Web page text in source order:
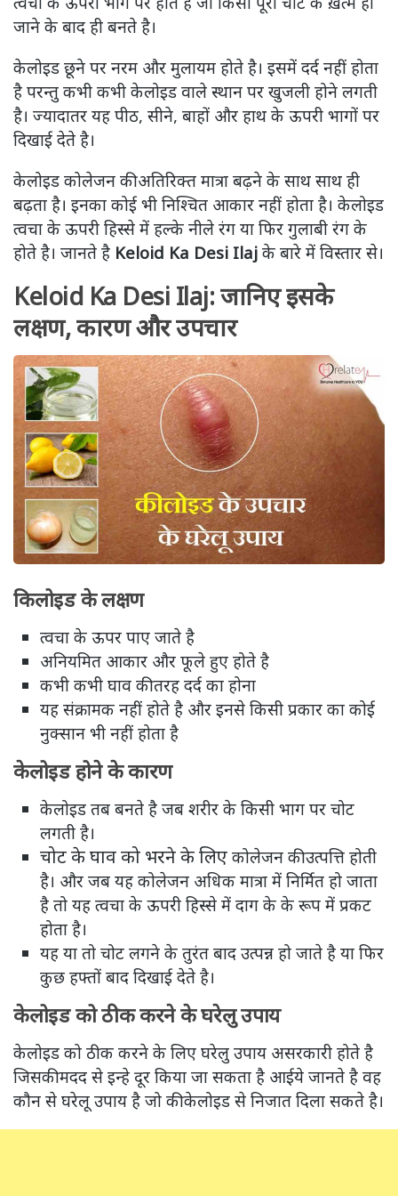
जाने के बाद ही बनते है।
केलोइड छूने पर नरम और मुलायम होते है। इसमें दर्द नहीं होता
है परन्तु कभी कभी केलोइड वाले स्थान पर खुजली होने लगती
है। ज्यादातर यह पीठ, सीने, बाहों और हाथ के ऊपरी भागों पर
दिखाई देते है।
केलोइड कोलेजन की अतिरिक्त मात्रा बढ़ने के साथ साथ ही
बढ़ता है। इनका कोई भी निश्चित आकार नहीं होता है। केलोइड
त्वचा के ऊपरी हिस्से में हल्के नीले रंग या फिर गुलाबी रंग के
होते है। जानते है Keloid Ka Desi Ilaj के बारे में विस्तार से।
Keloid Ka Desi Ilaj: जानिए इसके
लक्षण, कारण और उपचार
किलोइड के लक्षण
त्वचा के ऊपर पाए जाते है
अनियमित आकार और फूले हुए होते है
कभी कभी घाव की तरह दर्द का होना
यह संक्रामक नहीं होते है और इनसे किसी प्रकार का कोई
नुक्सान भी नहीं होता है
केलोइड होने के कारण
केलोइड तब बनते है जब शरीर के किसी भाग पर चोट
लगती है।
चोट के घाव को भरने के लिए कोलेजन की उत्पत्ति होती
है। और जब यह कोलेजन अधिक मात्रा में निर्मित हो जाता
है तो यह त्वचा के ऊपरी हिस्से में दाग के के रूप में प्रकट
होता है।
यह या तो चोट लगने के तुरंत बाद उत्पन्न हो जाते है या फिर
कुछ हफ्तों बाद दिखाई देते है।
केलोइड को ठीक करने के घरेलु उपाय
केलोइड को ठीक करने के लिए घरेलु उपाय असरकारी होते है
जिसकी मदद से इन्हे दूर किया जा सकता है आईये जानते है वह
कौन से घरेलू उपाय है जो की केलोइड से निजात दिला सकते है।